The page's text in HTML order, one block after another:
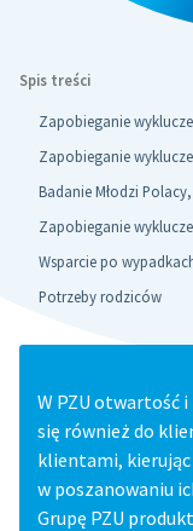
Spis treści
Zapobieganie
Zapobieganie
Badanie Młodzi
Zapobieganie
Wsparcie po
Potrzeby rodziców
W PZU otwartość
się również do
klientami,
w poszanowaniu
Grupę PZU